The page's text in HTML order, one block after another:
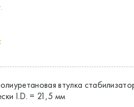
втулка
I.D. = 21,5 мм